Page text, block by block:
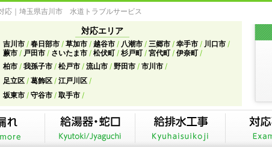
｜埼玉県吉川市 水道トラブルサービス
対応エリア
吉川市 春日部市 草加市 越谷市 八潮市 三郷市 幸手市
川口市
蕨市
戸田市 さいたま市 松伏町 杉戸町 宮代町
伊奈町
柏市
我孫子市 松戸市 流山市 野田市
市川市
足立区
葛飾区
江戸川区
坂東市
守谷市 取手市